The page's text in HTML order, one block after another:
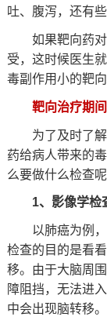
吐、腹泻，还有
如果靶向药对
受，这时候医生
毒副作用小的靶向
靶向治疗期
为了及时了解
药给病人带来的
么要做什么检查
1、影像学检
以肺癌为例，
检查的目的是看
移。由于大脑周
障阻挡，无法进
中会出现脑转移